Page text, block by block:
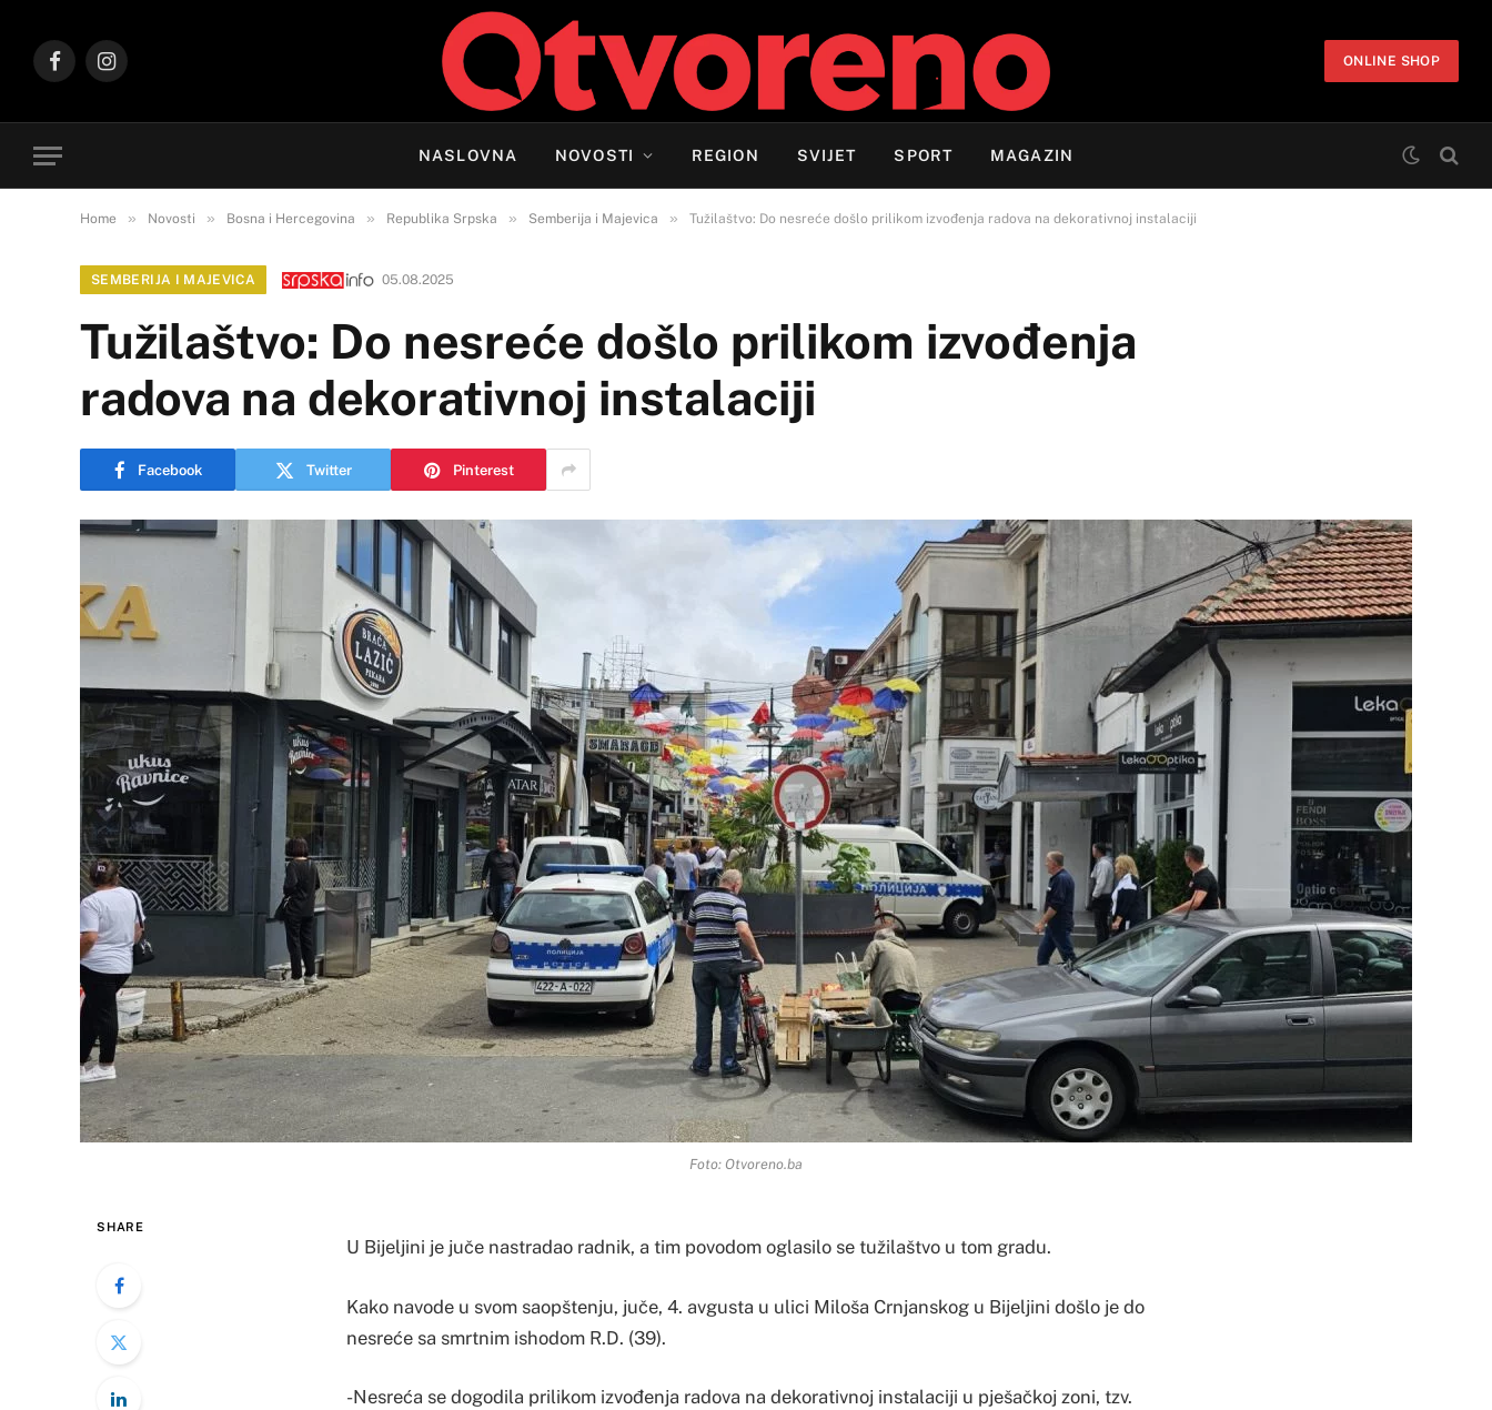
FacebookInstagram
ONLINE SHOP
NASLOVNA NOVOSTI REGION SVIJET SPORT MAGAZIN
Home » Novosti » Bosna i Hercegovina » Republika Srpska » Semberija i Majevica » Tužilaštvo: Do nesreće došlo prilikom izvođenja radova na dekorativnoj instalaciji
SEMBERIJA I MAJEVICA 05.08.2025
Tužilaštvo: Do nesreće došlo prilikom izvođenja
radova na dekorativnoj instalaciji
Facebook Twitter Pinterest
Foto: Otvoreno.ba
SHARE
U Bijeljini je juče nastradao radnik, a tim povodom oglasilo se tužilaštvo u tom gradu.
Kako navode u svom saopštenju, juče, 4. avgusta u ulici Miloša Crnjanskog u Bijeljini došlo je do
nesreće sa smrtnim ishodom R.D. (39).
-Nesreća se dogodila prilikom izvođenja radova na dekorativnoj instalaciji u pješačkoj zoni, tzv.